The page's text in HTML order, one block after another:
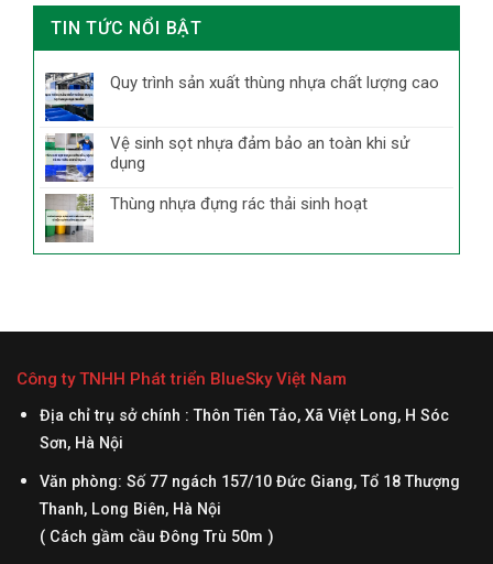
TIN TỨC NỔI BẬT
Quy trình sản xuất thùng nhựa chất lượng cao
Vệ sinh sọt nhựa đảm bảo an toàn khi sử
dụng
Thùng nhựa đựng rác thải sinh hoạt
Công ty TNHH Phát triển BlueSky Việt Nam
Địa chỉ trụ sở chính : Thôn Tiên Tảo, Xã Việt Long, H Sóc
Sơn, Hà Nội
Văn phòng: Số 77 ngách 157/10 Đức Giang, Tổ 18 Thượng
Thanh, Long Biên, Hà Nội
( Cách gầm cầu Đông Trù 50m )